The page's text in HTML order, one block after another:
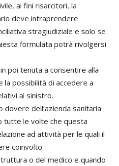
ai fini risarcitori, la
deve intraprendere
stragiudiziale e solo se
formulata potrà rivolgersi
poi tenuta a consentire alla
la possibilità di accedere a
al sinistro.
dell’azienda sanitaria
tutte le volte che questa
ad attività per le quali il
coinvolto.
o del medico e quando